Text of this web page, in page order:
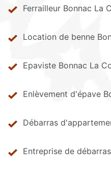
Ferrailleur Bonnac La
Location de benne
Epaviste Bonnac La
Enlèvement d'épave
Débarras
Entreprise de